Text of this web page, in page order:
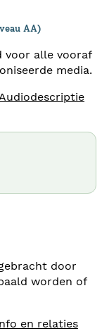
AA)
voor alle vooraf
media.
door
worden of
en relaties